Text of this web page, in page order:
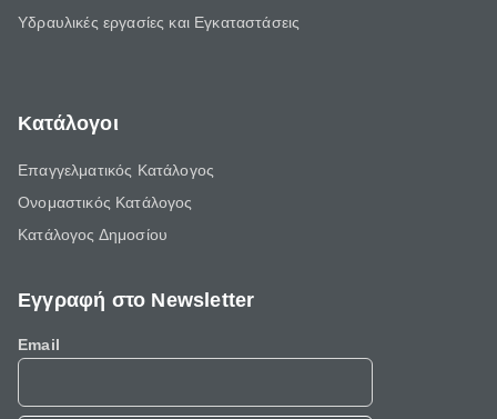
Υδραυλικές εργασίες και Εγκαταστάσεις
Κατάλογοι
Επαγγελματικός Κατάλογος
Ονομαστικός Κατάλογος
Κατάλογος Δημοσίου
Εγγραφή στο Newsletter
Email